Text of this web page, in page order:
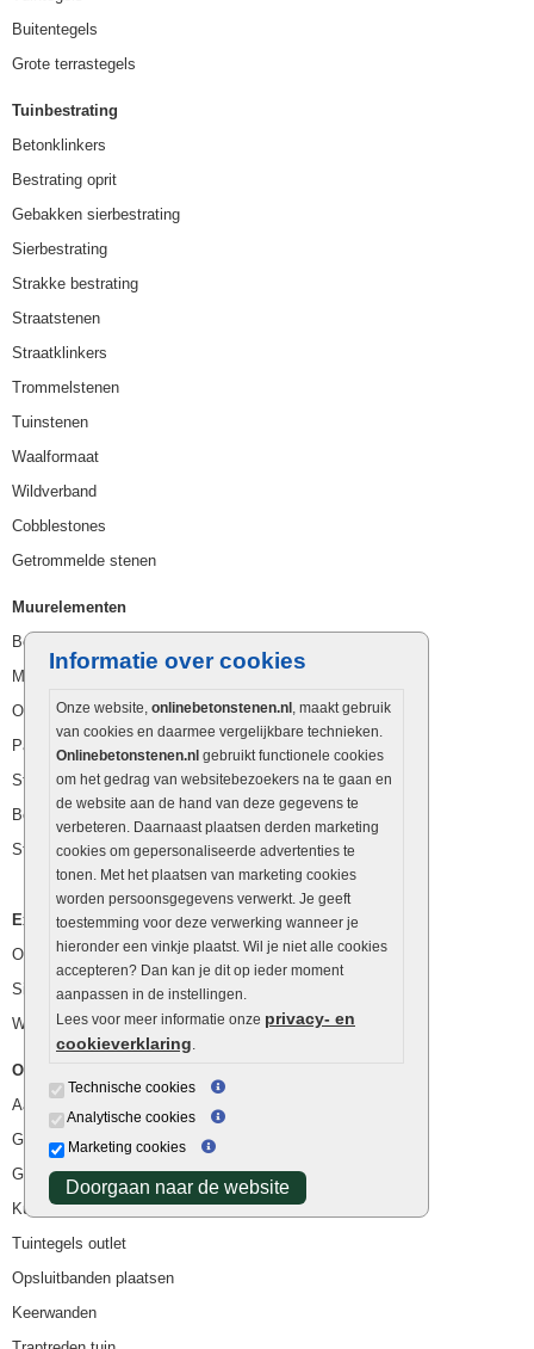
Informatie over cookies
Onze website, onlinebetonstenen.nl , maakt gebruik
van cookies en daarmee vergelijkbare technieken.
Onlinebetonstenen.nl gebruikt functionele cookies
om het gedrag van websitebezoekers na te gaan en
de website aan de hand van deze gegevens te
verbeteren. Daarnaast plaatsen derden marketing
cookies om gepersonaliseerde advertenties te
tonen. Met het plaatsen van marketing cookies
worden persoonsgegevens verwerkt. Je geeft
toestemming voor deze verwerking wanneer je
hieronder een vinkje plaatst. Wil je niet alle cookies
accepteren? Dan kan je dit op ieder moment
aanpassen in de instellingen.
Lees voor meer informatie onze privacy- en
cookieverklaring
Technische cookies
Analytische cookies
Marketing cookies
Doorgaan naar de website
Buitentegels
Grote terrastegels
Tuinbestrating
Betonklinkers
Bestrating oprit
Gebakken sierbestrating
Sierbestrating
Strakke bestrating
Straatstenen
Straatklinkers
Trommelstenen
Tuinstenen
Waalformaat
Wildverband
Cobblestones
Getrommelde stenen
Muurelementen
Betonbielzen
Muurstenen
Opsluitbanden
Palissaden
Stapelblokken
Betonblokken
Stapelstenen
Extra benodigdheden
Ophoogzand
Siergrind en siersplit
Waterafvoer
Overig
Aanbiedingen
Goedkope bestrating
Goedkope tuintegels
Kunstgras
Tuintegels outlet
Opsluitbanden plaatsen
Keerwanden